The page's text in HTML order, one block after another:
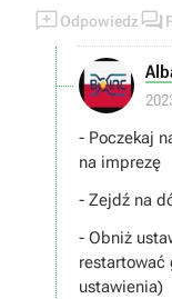
Odpowiedz 
- Poczekaj
na imprezę
- Zejdź na
- Obniż
restartować
ustawienia)